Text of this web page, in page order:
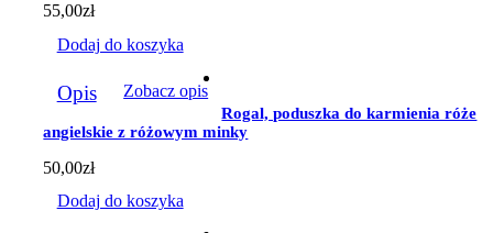
55,00zł
Dodaj do koszyka
Opis Zobacz opis
Rogal, poduszka do karmienia róże
angielskie z różowym minky
50,00zł
Dodaj do koszyka